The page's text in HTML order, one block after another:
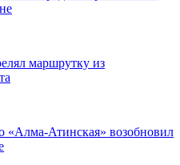
маршрутку из
«Алма-Атинская» возобновил